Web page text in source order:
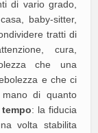
di vario grado,
baby-sitter,
tratti di
cura,
che una
e che ci
di quanto
tempo: la fiducia
volta stabilita